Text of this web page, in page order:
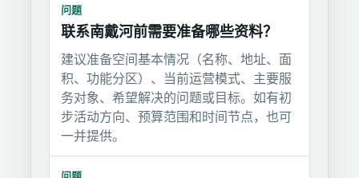
问题
联系南戴河前需要准备哪些资料？
建议准备空间基本情况（名称、地址、面
积、功能分区）、当前运营模式、主要服
务对象、希望解决的问题或目标。如有初
步活动方向、预算范围和时间节点，也可
一并提供。